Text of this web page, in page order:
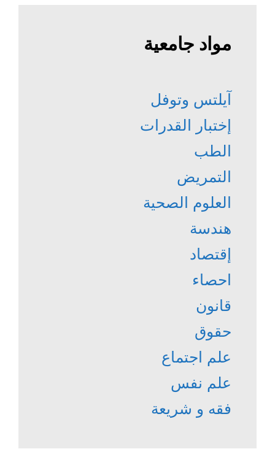
مواد جامعية
آيلتس وتوفل
إختبار القدرات
الطب
التمريض
العلوم الصحية
هندسة
إقتصاد
احصاء
قانون
حقوق
علم اجتماع
علم نفس
فقه و شريعة